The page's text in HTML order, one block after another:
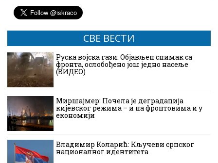
СВЕ ВЕСТИ
Руска војска гази: Објављен снимак са
фронта, ослобођено још једно насеље
(ВИДЕО)
Миршајмер: Почела је деградација
кијевског режима – и на фронтовима и у
економији
Владимир Коларић: Кључеви српског
националног идентитета